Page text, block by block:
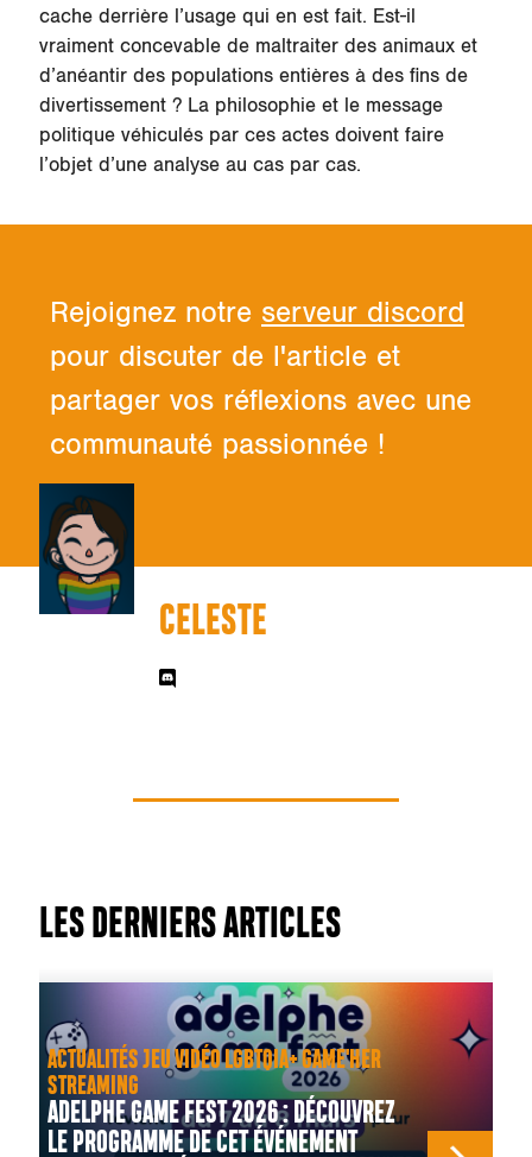
cache derrière l’usage qui en est fait. Est-il
vraiment concevable de maltraiter des animaux et
d’anéantir des populations entières à des fins de
divertissement ? La philosophie et le message
politique véhiculés par ces actes doivent faire
l’objet d’une analyse au cas par cas.
Rejoignez notre serveur discord
pour discuter de l'article et
partager vos réflexions avec une
communauté passionnée !
CELESTE
LES DERNIERS ARTICLES
ACTUALITÉS JEU VIDÉO LGBTQIA+ GAME'HER
STREAMING
ADELPHE GAME FEST 2026 : DÉCOUVREZ
LE PROGRAMME DE CET ÉVÉNEMENT